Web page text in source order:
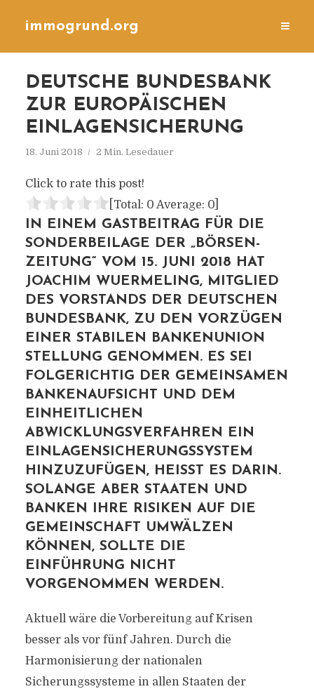
immogrund.org
DEUTSCHE BUNDESBANK
ZUR EUROPÄISCHEN
EINLAGENSICHERUNG
18. Juni 2018 2 Min. Lesedauer
Click to rate this post!
[Total: 0 Average: 0]
IN EINEM GASTBEITRAG FÜR DIE
SONDERBEILAGE DER „BÖRSEN-
ZEITUNG“ VOM 15. JUNI 2018 HAT
JOACHIM WUERMELING, MITGLIED
DES VORSTANDS DER DEUTSCHEN
BUNDESBANK, ZU DEN VORZÜGEN
EINER STABILEN BANKENUNION
STELLUNG GENOMMEN. ES SEI
FOLGERICHTIG DER GEMEINSAMEN
BANKENAUFSICHT UND DEM
EINHEITLICHEN
ABWICKLUNGSVERFAHREN EIN
EINLAGENSICHERUNGSSYSTEM
HINZUZUFÜGEN, HEISST ES DARIN. S
OLANGE ABER STAATEN UND B
ANKEN IHRE RISIKEN AUF DIE G
EMEINSCHAFT UMWÄLZEN K
ÖNNEN, SOLLTE DIE E
INFÜHRUNG NICHT V
ORGENOMMEN WERDEN.
Aktuell wäre die Vorbereitung auf Krisen
besser als vor fünf Jahren. Durch die
Harmonisierung der nationalen
Sicherungssysteme in allen Staaten der